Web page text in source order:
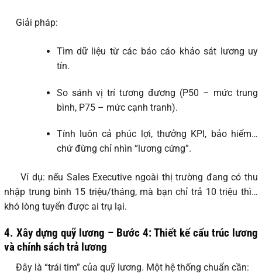
Giải pháp:
Tìm dữ liệu từ các báo cáo khảo sát lương uy
tín.
So sánh vị trí tương đương (P50 – mức trung
bình, P75 – mức cạnh tranh).
Tính luôn cả phúc lợi, thưởng KPI, bảo hiểm…
chứ đừng chỉ nhìn “lương cứng”.
Ví dụ: nếu Sales Executive ngoài thị trường đang có thu
nhập trung bình 15 triệu/tháng, mà bạn chỉ trả 10 triệu thì…
khó lòng tuyển được ai trụ lại.
4. Xây dựng quỹ lương – Bước 4: Thiết kế cấu trúc lương
và chính sách trả lương
Đây là “trái tim” của quỹ lương. Một hệ thống chuẩn cần: